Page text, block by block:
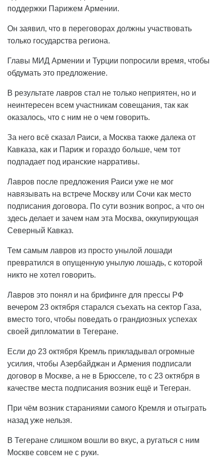
поддержки Парижем Армении.
Он заявил, что в переговорах должны участвовать
только государства региона.
Главы МИД Армении и Турции попросили время, чтобы
обдумать это предложение.
В результате лавров стал не только неприятен, но и
неинтересен всем участникам совещания, так как
оказалось, что с ним не о чем говорить.
За него всё сказал Раиси, а Москва также далека от
Кавказа, как и Париж и гораздо больше, чем тот
подпадает под иранские нарративы.
Лавров после предложения Раиси уже не мог
навязывать на встрече Москву или Сочи как место
подписания договора. По сути возник вопрос, а что он
здесь делает и зачем нам эта Москва, оккупирующая
Северный Кавказ.
Тем самым лавров из просто унылой лошади
превратился в опущенную унылую лошадь, с которой
никто не хотел говорить.
Лавров это понял и на брифинге для прессы РФ
вечером 23 октября старался съехать на сектор Газа,
вместо того, чтобы поведать о грандиозных успехах
своей дипломатии в Тегеране.
Если до 23 октября Кремль прикладывал огромные
усилия, чтобы Азербайджан и Армения подписали
договор в Москве, а не в Брюсселе, то с 23 октября в
качестве места подписания возник ещё и Тегеран.
При чём возник стараниями самого Кремля и отыграть
назад уже нельзя.
В Тегеране слишком вошли во вкус, а ругаться с ним
Москве совсем не с руки.